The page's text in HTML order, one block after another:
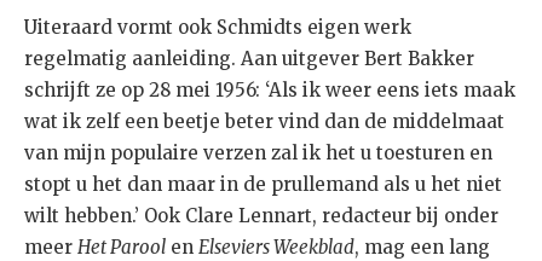
Uiteraard vormt ook Schmidts eigen werk
regelmatig aanleiding. Aan uitgever Bert Bakker
schrijft ze op 28 mei 1956: ‘Als ik weer eens iets maak
wat ik zelf een beetje beter vind dan de middelmaat
van mijn populaire verzen zal ik het u toesturen en
stopt u het dan maar in de prullemand als u het niet
wilt hebben.’ Ook Clare Lennart, redacteur bij onder
meer Het Parool en Elseviers Weekblad, mag een lang